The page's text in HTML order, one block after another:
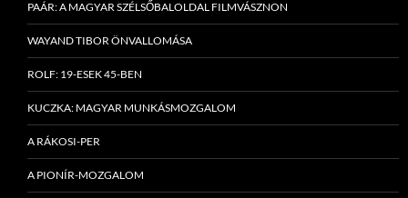
PAÁR: A MAGYAR SZÉLSŐBALOLDAL FILMVÁSZNON
WAYAND TIBOR ÖNVALLOMÁSA
ROLF: 19-ESEK 45-BEN
KUCZKA: MAGYAR MUNKÁSMOZGALOM
A RÁKOSI-PER
A PIONÍR-MOZGALOM